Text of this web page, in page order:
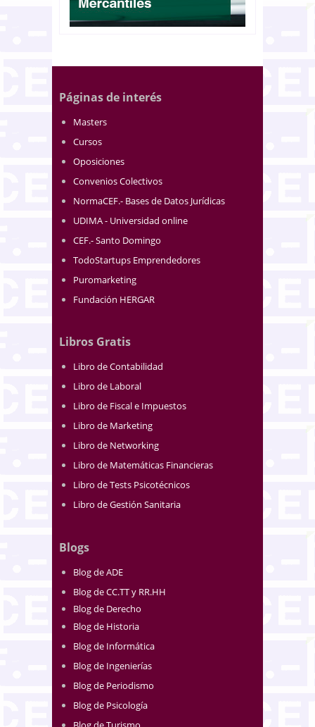
Páginas de interés
Masters
Cursos
Oposiciones
Convenios Colectivos
NormaCEF.- Bases de Datos Jurídicas
UDIMA - Universidad online
CEF.- Santo Domingo
TodoStartups Emprendedores
Puromarketing
Fundación HERGAR
Libros Gratis
Libro de Contabilidad
Libro de Laboral
Libro de Fiscal e Impuestos
Libro de Marketing
Libro de Networking
Libro de Matemáticas Financieras
Libro de Tests Psicotécnicos
Libro de Gestión Sanitaria
Blogs
Blog de ADE
Blog de CC.TT y RR.HH
Blog de Derecho
Blog de Historia
Blog de Informática
Blog de Ingenierías
Blog de Periodismo
Blog de Psicología